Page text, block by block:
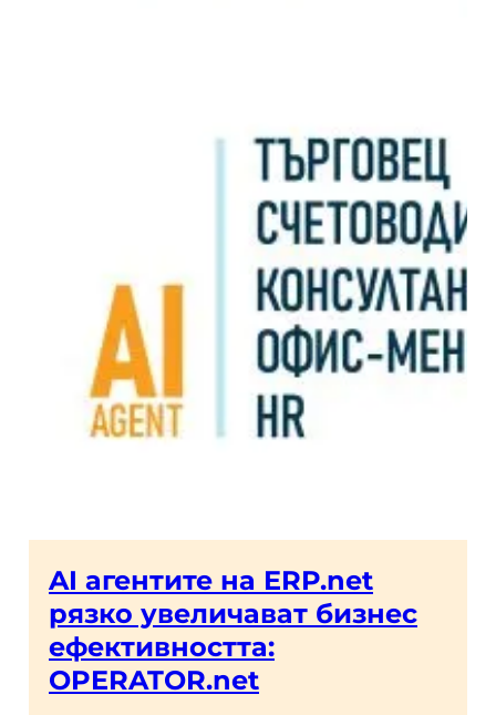
AI агентите на ERP.net
рязко увеличават бизнес
ефективността:
OPERATOR.net